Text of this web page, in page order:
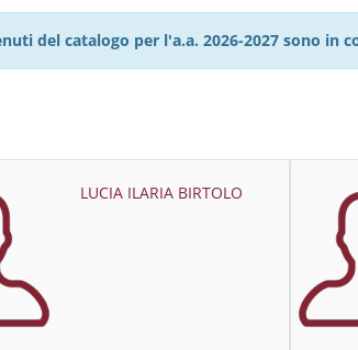
del catalogo per l'a.a. 2026-2027 sono in
LUCIA ILARIA BIRTOLO